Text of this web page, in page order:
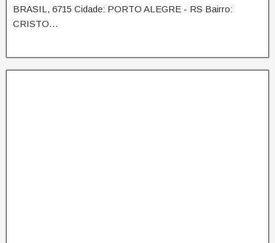
BRASIL, 6715 Cidade: PORTO ALEGRE - RS Bairro:
CRISTO…